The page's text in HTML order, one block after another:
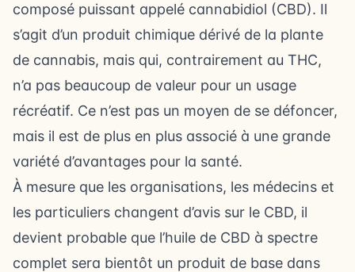
composé puissant appelé cannabidiol (CBD). Il
s’agit d’un produit chimique dérivé de la plante
de cannabis, mais qui, contrairement au THC,
n’a pas beaucoup de valeur pour un usage
récréatif. Ce n’est pas un moyen de se défoncer,
mais il est de plus en plus associé à une grande
variété d’avantages pour la santé.
À mesure que les organisations, les médecins et
les particuliers changent d’avis sur le CBD, il
devient probable que l’huile de CBD à spectre
complet sera bientôt un produit de base dans